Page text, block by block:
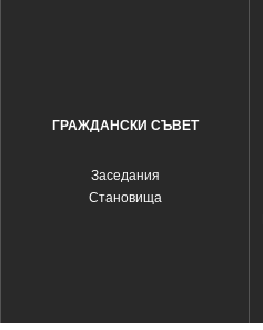
ГРАЖДАНСКИ СЪВЕТ
Заседания
Становища